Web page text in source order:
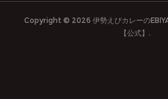
Copyright © 2026 伊勢えびカレーの
【公式】 .